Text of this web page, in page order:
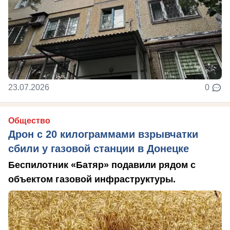
23.07.2026 0
Общество
Дрон с 20 килограммами взрывчатки
сбили у газовой станции в Донецке
Беспилотник «Батяр» подавили рядом с
объектом газовой инфраструктуры.